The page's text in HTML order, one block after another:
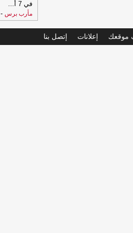
في 7 أ ...
مأرب برس -
موقعك إعلانات إتصل بنا